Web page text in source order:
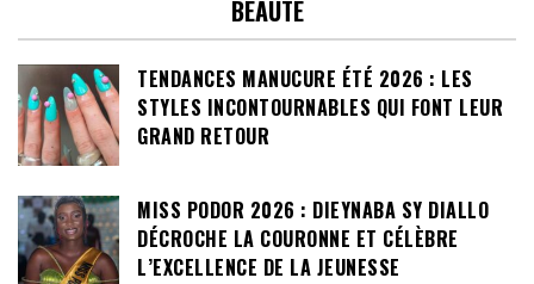
BEAUTE
TENDANCES MANUCURE ÉTÉ 2026 : LES
STYLES INCONTOURNABLES QUI FONT LEUR
GRAND RETOUR
MISS PODOR 2026 : DIEYNABA SY DIALLO
DÉCROCHE LA COURONNE ET CÉLÈBRE
L’EXCELLENCE DE LA JEUNESSE